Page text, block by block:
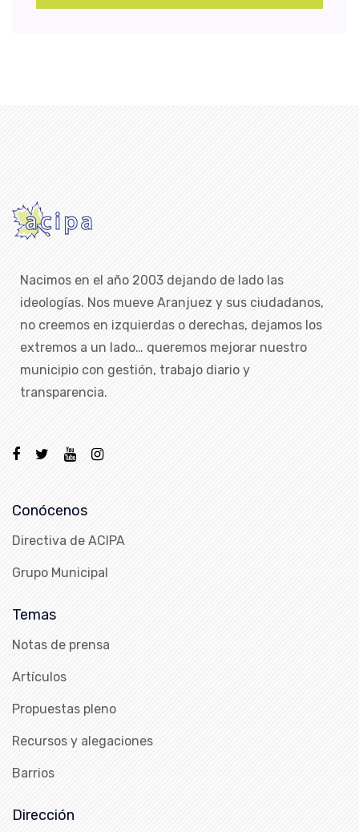
Nacimos en el año 2003 dejando de lado las
ideologías. Nos mueve Aranjuez y sus ciudadanos,
no creemos en izquierdas o derechas, dejamos los
extremos a un lado… queremos mejorar nuestro
municipio con gestión, trabajo diario y
transparencia.
Conócenos
Directiva de ACIPA
Grupo Municipal
Temas
Notas de prensa
Artículos
Propuestas pleno
Recursos y alegaciones
Barrios
Dirección